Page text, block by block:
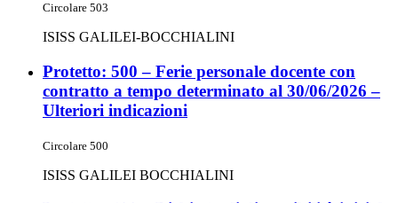
Circolare 503
ISISS GALILEI-BOCCHIALINI
Protetto: 500 – Ferie personale docente con
contratto a tempo determinato al 30/06/2026 –
Ulteriori indicazioni
Circolare 500
ISISS GALILEI BOCCHIALINI